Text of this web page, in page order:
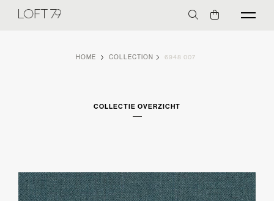
HOME COLLECTION 6948 007
COLLECTIE OVERZICHT